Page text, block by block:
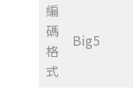
編
碼
格
式
Big5